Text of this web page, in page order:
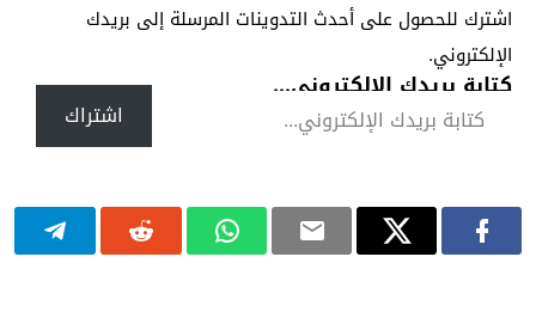
اشترك للحصول على أحدث التدوينات المرسلة إلى بريدك
الإلكتروني.
كتابة بريدك الإلكتروني...
اشتراك